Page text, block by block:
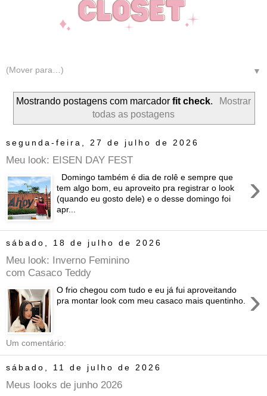
▼
Mostrando postagens com marcadorfit check.
Mostrar
todas as postagens
segunda-feira, 27 de julho de 2026
Meu look: EISEN DAY FEST
›
Domingo também é dia de rolê e sempre que
tem algo bom, eu aproveito pra registrar o look
(quando eu gosto dele) e o desse domingo foi
apr...
sábado, 18 de julho de 2026
Meu look: Inverno Feminino
com Casaco Teddy
›
O frio chegou com tudo e eu já fui aproveitando
pra montar look com meu casaco mais quentinho.
Um comentário:
sábado, 11 de julho de 2026
Meus looks de junho 2026